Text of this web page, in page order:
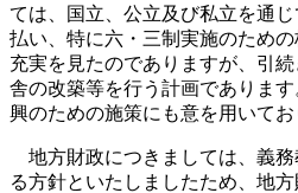
ては、国立、公立及び私立を通
払い、特に六・三制実施のため
充実を見たのでありますが、引
舎の改築等を行う計画でありま
興のための施策にも意を用いてお
地方財政につきましては、義
る方針といたしましたため、地